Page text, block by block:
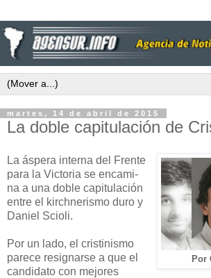
martes, 14 de abril de 2015
La doble capitulación de
Por
La ás­pe­ra in­ter­na del Fren­te
pa­ra la Vic­to­ria se en­ca­mi­
na a una do­ble ca­pi­tu­la­ción
en­tre el kirch­ne­ris­mo du­ro y
Da­niel Scio­li.
Por un la­do, el cris­ti­nis­mo
pa­re­ce re­sig­nar­se a que el
can­di­da­to con me­jo­res